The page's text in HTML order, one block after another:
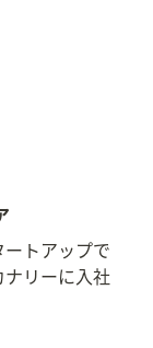
トアップで
リーに入社